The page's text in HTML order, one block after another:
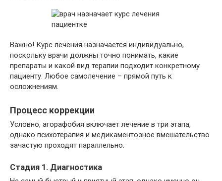
Важно! Курс лечения назначается индивидуально,
поскольку врачи должны точно понимать, какие
препараты и какой вид терапии подходит конкретному
пациенту. Любое самолечение – прямой путь к
осложнениям.
Процесс коррекции
Условно, агорафобия включает лечение в три этапа,
однако психотерапия и медикаментозное вмешательство
зачастую проходят параллельно.
Стадия 1. Диагностика